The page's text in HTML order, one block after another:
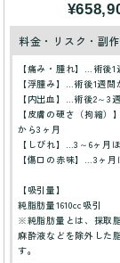
料金・リスク・副
【痛み・腫れ】…術後1
【浮腫み】…術後1週間
【内出血】…術後2～3
【皮膚の硬さ（拘縮）
から3ヶ月
【しびれ】…3～6ヶ月
【傷口の赤味】…3ヶ月
【吸引量】
純脂肪量1610cc吸引
※純脂肪量とは、採取
麻酔液などを除外した
す。